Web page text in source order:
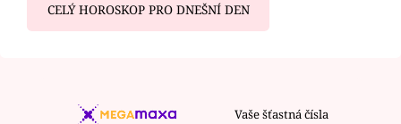
CELÝ HOROSKOP PRO DNEŠNÍ DEN
Vaše šťastná čísla